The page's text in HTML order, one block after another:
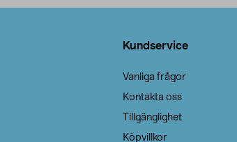
Kundservice
Vanliga frågor
Kontakta oss
Tillgänglighet
Köpvillkor